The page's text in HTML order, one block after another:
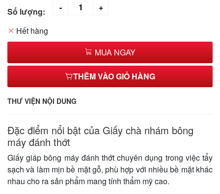
Số lượng:
Hết hàng
MUA NGAY
THÊM VÀO GIỎ HÀNG
THƯ VIỆN NỘI DUNG
Đặc điểm nổi bật của Giấy chà nhám bông
máy đánh thớt
Giấy giáp bông máy đánh thớt chuyên dụng trong việc tẩy
sạch và làm mịn bề mặt gỗ, phù hợp với nhiều bề mặt khác
nhau cho ra sản phẩm mang tính thẩm mỹ cao.